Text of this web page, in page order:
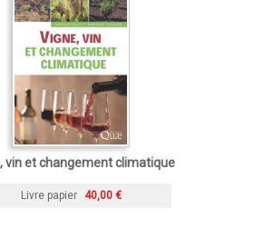
vin et changement climatique
Livre papier 40,00 €